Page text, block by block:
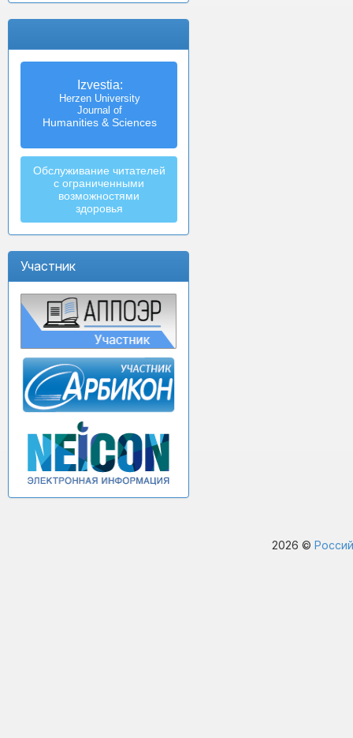
Izvestia:
Herzen University
Journal of
Humanities & Sciences
Обслуживание читателей
с ограниченными
возможностями
здоровья
Участник
2026 ©